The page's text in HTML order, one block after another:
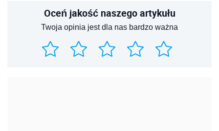
Oceń jakość naszego artykułu
Twoja opinia jest dla nas bardzo ważna